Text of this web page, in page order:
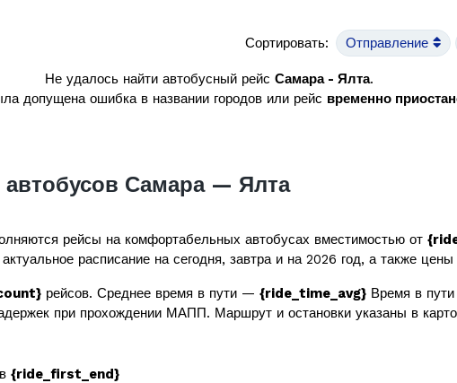
Сортировать: Отправление
Не удалось найти автобусный рейс Самара - Ялта.
допущена ошибка в названии городов или рейс временно
Самара — Ялта
рейсы на комфортабельных автобусах вместимостью от
расписание на сегодня, завтра и на 2026 год, а также
рейсов. Среднее время в пути — {ride_time_avg} Время в
при прохождении МАПП. Маршрут и остановки указаны в
{ride_first_end}